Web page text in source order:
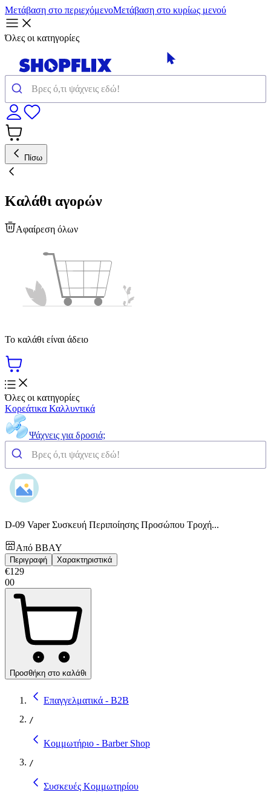
Μετάβαση στο περιεχόμενοΜετάβαση στο κυρίως μενού
Όλες οι κατηγορίες
Πίσω
Καλάθι αγορών
Αφαίρεση όλων
Το καλάθι είναι άδειο
Όλες οι κατηγορίες
Κορεάτικα Καλλυντικά
Ψάχνεις για δροσιά;
D-09 Vaper Συσκευή Περιποίησης Προσώπου Τροχή...
Από BBAY
Περιγραφή Χαρακτηριστικά
€129
00
Προσθήκη στο καλάθι
Επαγγελματικά - B2B
/
Κομμωτήριο - Barber Shop
/
Συσκευές Κομμωτηρίου